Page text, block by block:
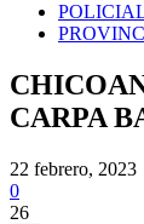
CARPA
22 febrero, 2023
0
26